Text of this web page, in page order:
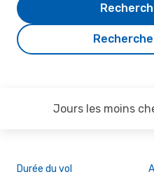
Jours les moins
Durée du vol